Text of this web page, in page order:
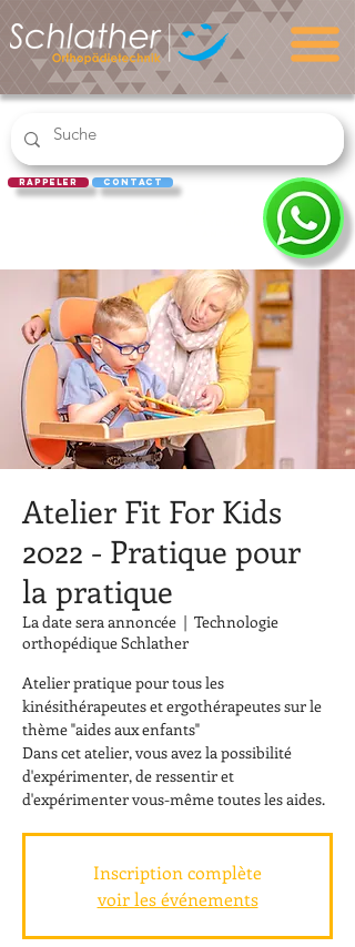
rappeler Contact
Atelier Fit For Kids
2022 - Pratique pour
la pratique
La date sera annoncée
  |
Technologie
orthopédique Schlather
Atelier pratique pour tous les
kinésithérapeutes et ergothérapeutes sur le
thème "aides aux enfants"
Dans cet atelier, vous avez la possibilité
d'expérimenter, de ressentir et
d'expérimenter vous-même toutes les aides.
Inscription complète
voir les événements